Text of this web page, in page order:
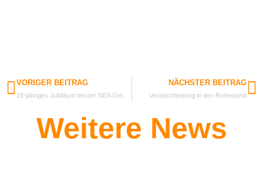
VORIGER BEITRAG NÄCHSTER BEITRAG
Verabschiedung in den Ruhestand
Weitere News